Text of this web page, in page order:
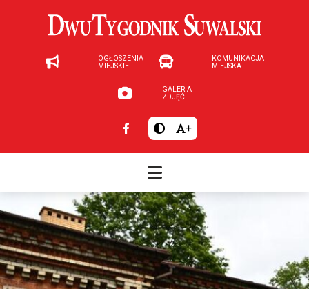
OGŁOSZENIA
MIEJSKIE
KOMUNIKACJA
MIEJSKA
GALERIA
ZDJĘĆ
+